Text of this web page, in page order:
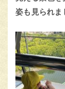
姿も見られま